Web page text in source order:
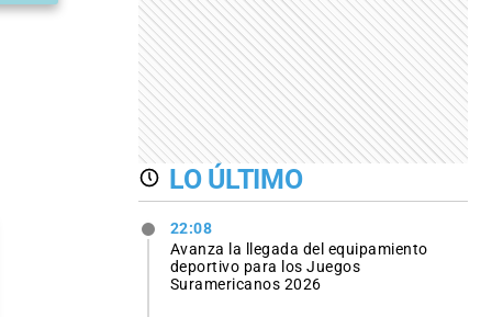
LO ÚLTIMO
22:08
Avanza la llegada del equipamiento
deportivo para los Juegos
Suramericanos 2026